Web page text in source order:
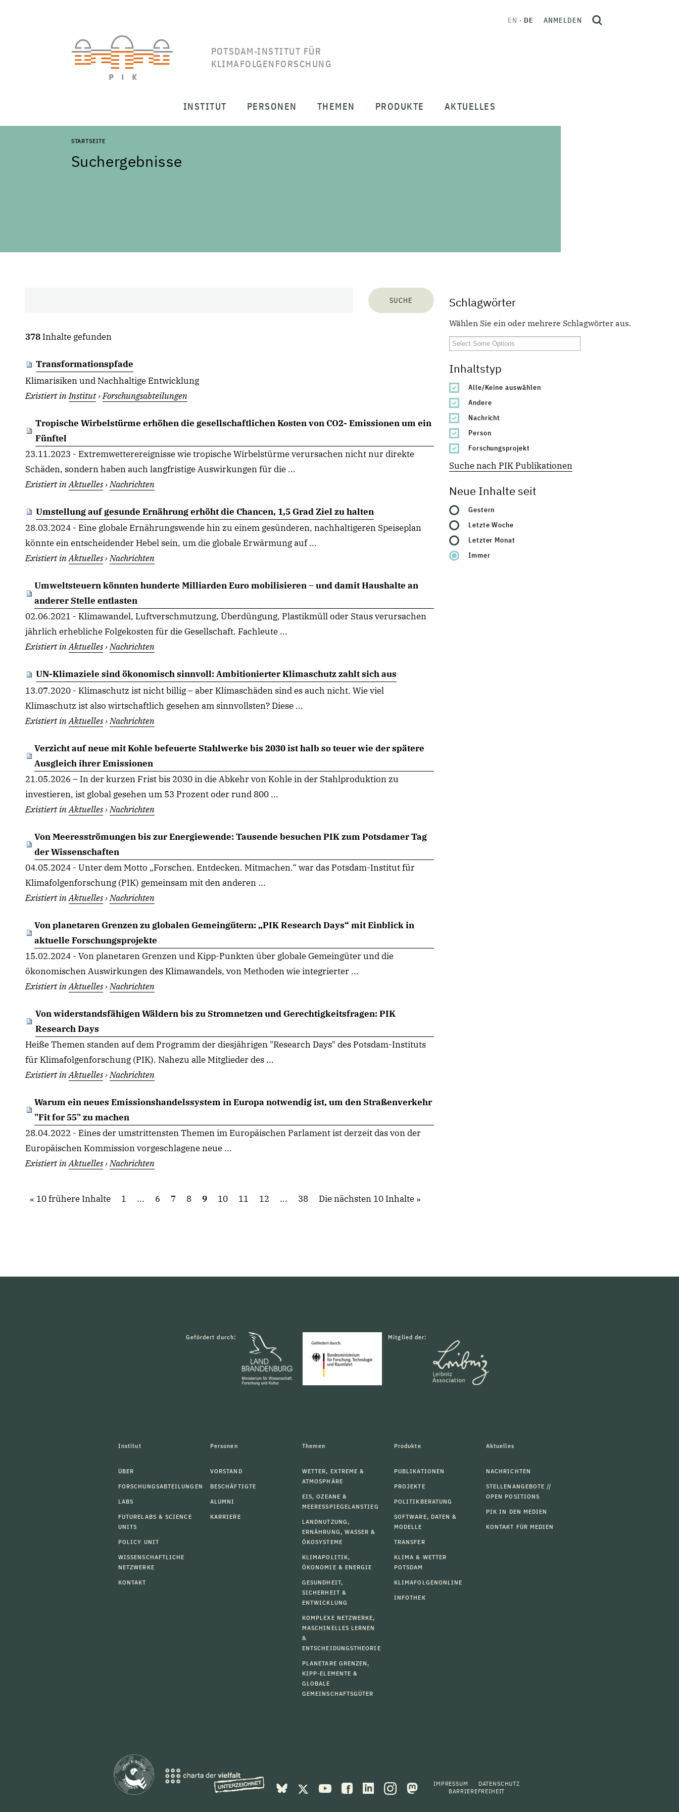
POTSDAM-INSTITUT FÜR
KLIMAFOLGENFORSCHUNG
EN DE ANMELDEN
INSTITUT PERSONEN THEMEN PRODUKTE AKTUELLES
STARTSEITE
Suchergebnisse
Schlagwörter
Wählen Sie ein oder mehrere Schlagwörter aus.
Inhaltstyp
Alle/Keine auswählen
Andere
Nachricht
Person
Forschungsprojekt
Suche nach PIK Publikationen
Neue Inhalte seit
Gestern
Letzte Woche
Letzter Monat
Immer
378 Inhalte gefunden
Transformationspfade
Klimarisiken und Nachhaltige Entwicklung
Existiert inInstitut›Forschungsabteilungen
Tropische Wirbelstürme erhöhen die gesellschaftlichen Kosten von CO2- Emissionen um ein
Fünftel
23.11.2023 - Extremwetterereignisse wie tropische Wirbelstürme verursachen nicht nur direkte
Schäden, sondern haben auch langfristige Auswirkungen für die ...
Existiert inAktuelles›Nachrichten
Umstellung auf gesunde Ernährung erhöht die Chancen, 1,5 Grad Ziel zu halten
28.03.2024 - Eine globale Ernährungswende hin zu einem gesünderen, nachhaltigeren Speiseplan
könnte ein entscheidender Hebel sein, um die globale Erwärmung auf ...
Existiert inAktuelles›Nachrichten
Umweltsteuern könnten hunderte Milliarden Euro mobilisieren – und damit Haushalte an
anderer Stelle entlasten
02.06.2021 - Klimawandel, Luftverschmutzung, Überdüngung, Plastikmüll oder Staus verursachen
jährlich erhebliche Folgekosten für die Gesellschaft. Fachleute ...
Existiert inAktuelles›Nachrichten
UN-Klimaziele sind ökonomisch sinnvoll: Ambitionierter Klimaschutz zahlt sich aus
13.07.2020 - Klimaschutz ist nicht billig – aber Klimaschäden sind es auch nicht. Wie viel
Klimaschutz ist also wirtschaftlich gesehen am sinnvollsten? Diese ...
Existiert inAktuelles›Nachrichten
Verzicht auf neue mit Kohle befeuerte Stahlwerke bis 2030 ist halb so teuer wie der spätere
Ausgleich ihrer Emissionen
21.05.2026 – In der kurzen Frist bis 2030 in die Abkehr von Kohle in der Stahlproduktion zu
investieren, ist global gesehen um 53 Prozent oder rund 800 ...
Existiert inAktuelles›Nachrichten
Von Meeresströmungen bis zur Energiewende: Tausende besuchen PIK zum Potsdamer Tag
der Wissenschaften
04.05.2024 - Unter dem Motto „Forschen. Entdecken. Mitmachen.“ war das Potsdam-Institut für
Klimafolgenforschung (PIK) gemeinsam mit den anderen ...
Existiert inAktuelles›Nachrichten
Von planetaren Grenzen zu globalen Gemeingütern: „PIK Research Days“ mit Einblick in
aktuelle Forschungsprojekte
15.02.2024 - Von planetaren Grenzen und Kipp-Punkten über globale Gemeingüter und die
ökonomischen Auswirkungen des Klimawandels, von Methoden wie integrierter ...
Existiert inAktuelles›Nachrichten
Von widerstandsfähigen Wäldern bis zu Stromnetzen und Gerechtigkeitsfragen: PIK
Research Days
Heiße Themen standen auf dem Programm der diesjährigen "Research Days" des Potsdam-Instituts
für Klimafolgenforschung (PIK). Nahezu alle Mitglieder des ...
Existiert inAktuelles›Nachrichten
Warum ein neues Emissionshandelssystem in Europa notwendig ist, um den Straßenverkehr
"Fit for 55" zu machen
28.04.2022 - Eines der umstrittensten Themen im Europäischen Parlament ist derzeit das von der
Europäischen Kommission vorgeschlagene neue ...
Existiert inAktuelles›Nachrichten
10 frühere Inhalte 1 ... 6 7 8 9 10 11 12 ... 38 Die nächsten 10 Inhalte
Gefördert durch: Mitglied der:
Institut
ÜBER
FORSCHUNGSABTEILUNGEN
LABS
FUTURELABS & SCIENCE
UNITS
POLICY UNIT
WISSENSCHAFTLICHE
NETZWERKE
KONTAKT
Personen
VORSTAND
BESCHÄFTIGTE
ALUMNI
KARRIERE
Themen
WETTER, EXTREME &
ATMOSPHÄRE
EIS, OZEANE &
MEERESSPIEGELANSTIEG
LANDNUTZUNG,
ERNÄHRUNG, WASSER &
ÖKOSYSTEME
KLIMAPOLITIK,
ÖKONOMIE & ENERGIE
GESUNDHEIT,
SICHERHEIT &
ENTWICKLUNG
KOMPLEXE NETZWERKE,
MASCHINELLES LERNEN
&
ENTSCHEIDUNGSTHEORIE
PLANETARE GRENZEN,
KIPP-ELEMENTE &
GLOBALE
GEMEINSCHAFTSGÜTER
Produkte
PUBLIKATIONEN
PROJEKTE
POLITIKBERATUNG
SOFTWARE, DATEN &
MODELLE
TRANSFER
KLIMA & WETTER
POTSDAM
KLIMAFOLGENONLINE
INFOTHEK
Aktuelles
NACHRICHTEN
STELLENANGEBOTE //
OPEN POSITIONS
PIK IN DEN MEDIEN
KONTAKT FÜR MEDIEN
IMPRESSUM
DATENSCHUTZ
BARRIEREFREIHEIT